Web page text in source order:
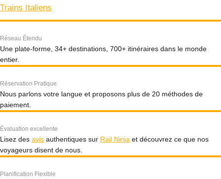
Trains Italiens
Réseau Étendu
Une plate-forme, 34+ destinations, 700+ itinéraires dans le monde
entier.
Réservation Pratique
Nous parlons votre langue et proposons plus de 20 méthodes de
paiement.
Évaluation excellente
Lisez des avis authentiques sur Rail Ninja et découvrez ce que nos
voyageurs disent de nous.
Planification Flexible